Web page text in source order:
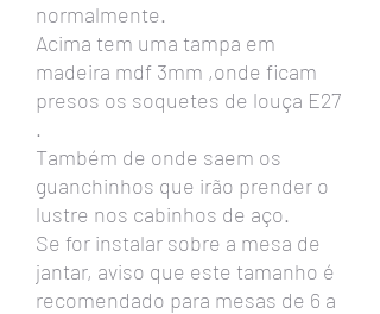
normalmente.
Acima tem uma tampa em
madeira mdf 3mm ,onde ficam
presos os soquetes de louça E27
.
Também de onde saem os
guanchinhos que irão prender o
lustre nos cabinhos de aço.
Se for instalar sobre a mesa de
jantar, aviso que este tamanho é
recomendado para mesas de 6 a